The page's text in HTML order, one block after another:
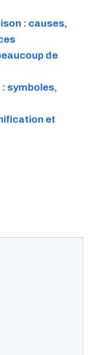
: causes,
de
symboles,
et